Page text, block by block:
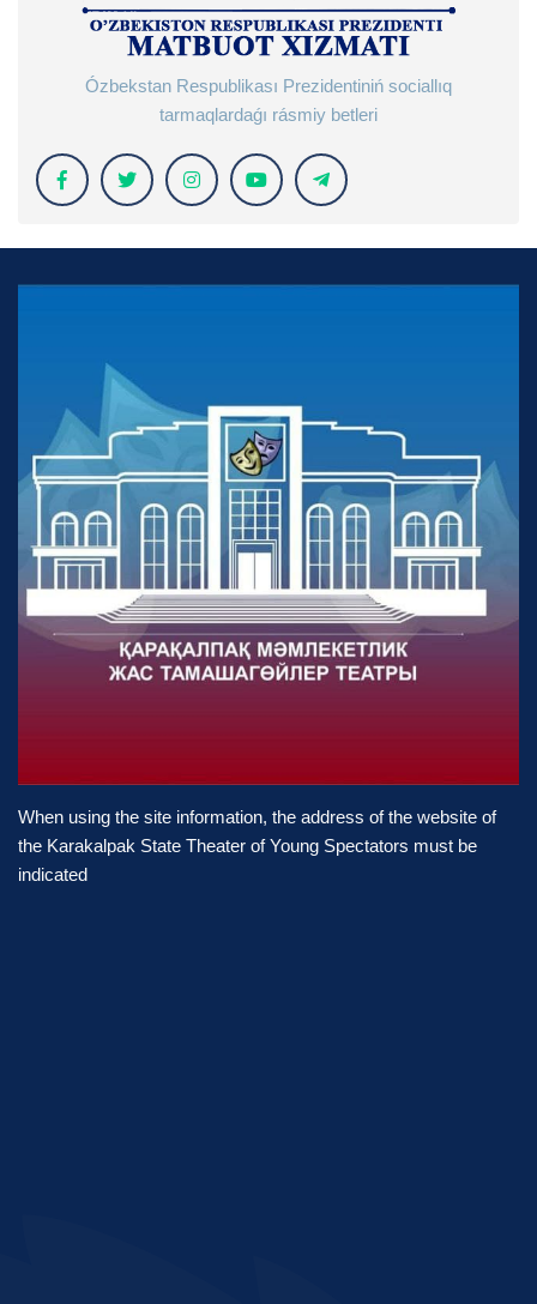
Ózbekstan Respublikası Prezidentiniń sociallıq
tarmaqlardaǵı rásmiy betleri
When using the site information, the address of the website of
the Karakalpak State Theater of Young Spectators must be
indicated